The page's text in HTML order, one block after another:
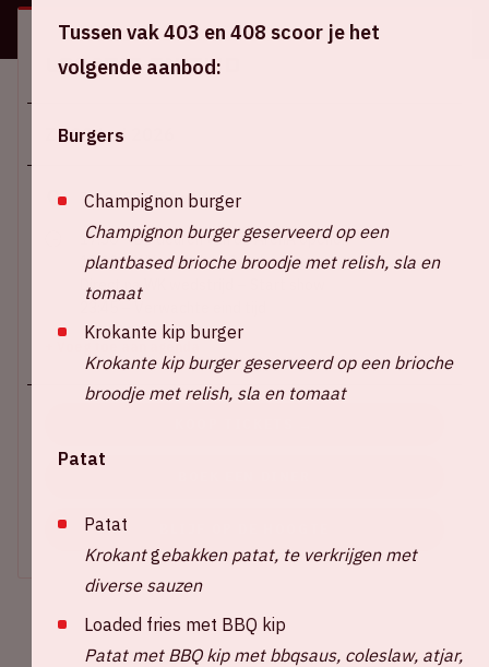
Locatie en tijd
Za 20 juni 2026
Johan Cruijff ArenA
17:30 – De deuren van de ArenA openen
19:00 – WK wedstrijd Oranje
Direct na WK wedstrijd – Start show
+ Voeg toe aan agenda
Tussen vak 403 en 408 scoor je het
volgende aanbod:
Burgers
Champignon burger
Champignon burger geserveerd op een
plantbased brioche broodje met relish, sla en
tomaat
Krokante kip burger
Krokante kip burger geserveerd op een brioche
broodje met relish, sla en tomaat
Patat
Patat
Krokantgebakken patat, te verkrijgen met
diverse sauzen
Loaded fries met BBQ kip
Patat met BBQ kip met bbqsaus, coleslaw, atjar,